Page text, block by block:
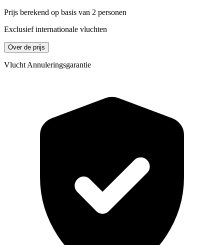
Prijs berekend op basis van 2 personen
Exclusief internationale vluchten
Over de prijs
Vlucht Annuleringsgarantie